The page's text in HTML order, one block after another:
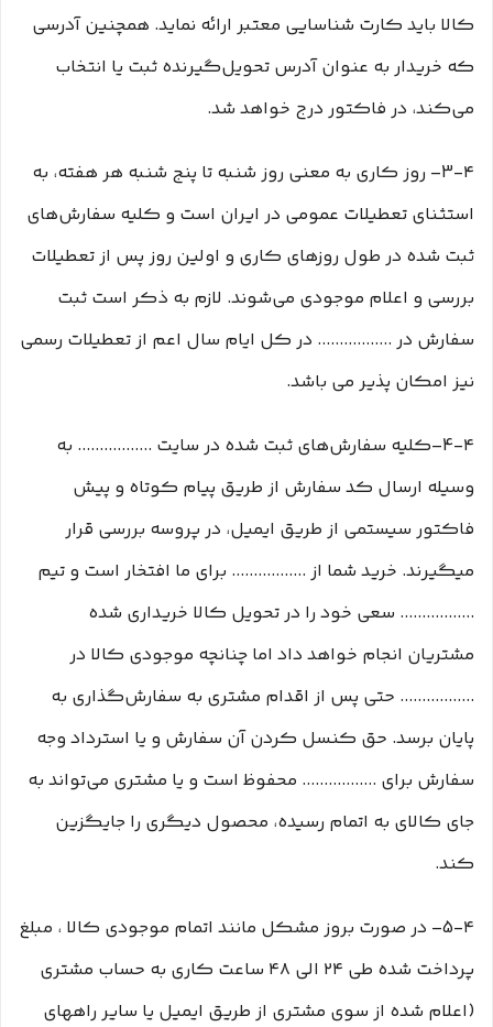
کالا باید کارت شناسایی معتبر ارائه نماید. همچنین آدرسی
که خریدار به عنوان آدرس تحویل‌گیرنده ثبت یا انتخاب
می‌کند، در فاکتور درج خواهد شد.
3-۴– روز کاری به معنی روز شنبه تا پنج شنبه هر هفته، به
استثنای تعطیلات عمومی در ایران است و کلیه سفارش‏‌های
ثبت شده در طول روزهای کاری و اولین روز پس از تعطیلات
بررسی و اعلام موجودی می‌‏شوند. لازم به ذکر است ثبت
سفارش در ................. در کل ایام سال اعم از تعطیلات رسمی
نیز امکان پذیر می باشد.
4-۴–کلیه سفارش‌‏های ثبت شده در سایت ................. به
وسیله ارسال کد سفارش از طریق پیام کوتاه و پیش
فاکتور سیستمی از طریق ایمیل، در پروسه بررسی قرار
میگیرند. خرید شما از ................. برای ما افتخار است و تیم
................. سعی خود را در تحویل کالا خریداری شده
مشتریان انجام خواهد داد اما چنانچه موجودی کالا در
................. حتی پس از اقدام مشتری به سفارش‌‏گذاری به
پایان برسد. حق کنسل کردن آن سفارش و یا استرداد وجه
سفارش برای ................. محفوظ است و یا مشتری می‏‌تواند به
جای کالای به اتمام رسیده، محصول دیگری را جایگزین
کند.
5-۴– در صورت بروز مشکل مانند اتمام موجودی کالا ، مبلغ
پرداخت شده طی ۲۴ الی ۴۸ ساعت کاری به حساب مشتری
(اعلام شده از سوی مشتری از طریق ایمیل یا سایر راههای